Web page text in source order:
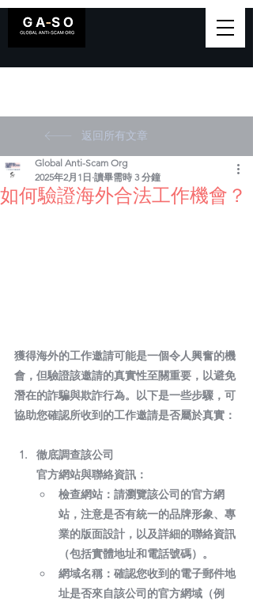
返回所有文章
如何驗證海外合法工作機會？
Global Anti-Scam Org
2025年2月1日 讀畢需時 3 分鐘
獲得海外的工作邀請可能是一個令人興奮的機
會，但驗證該邀請的真實性至關重要，以避免
潛在的詐騙與欺詐行為。以下是一些步驟，可
協助您確認所收到的工作邀請是否屬於真實：
徹底調查該公司
官方網站與聯絡資訊：
檢查網站： 請瀏覽該公司的官方網
站，注意是否有統一的品牌形象、專
業的版面設計，以及詳細的聯絡資訊
（包括實體地址和電話號碼）。
網域名稱： 確認您收到的電子郵件地
址是否來自該公司的官方網域（例